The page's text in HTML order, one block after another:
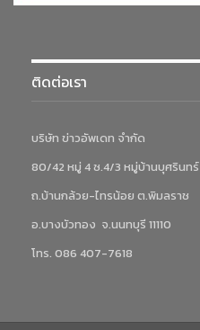
ติดต่อเรา
บริษัท ข่าวอัพเดท จำกัด
80/42 หมู่ 4 ซ.4/3 หมู่บ้านบุศรินทร์
ถ.บ้านกล้วย-ไทรน้อย ต.พิมลราช
อ.บางบัวทอง จ.นนทบุรี 11110
โทร. 086 407-7618